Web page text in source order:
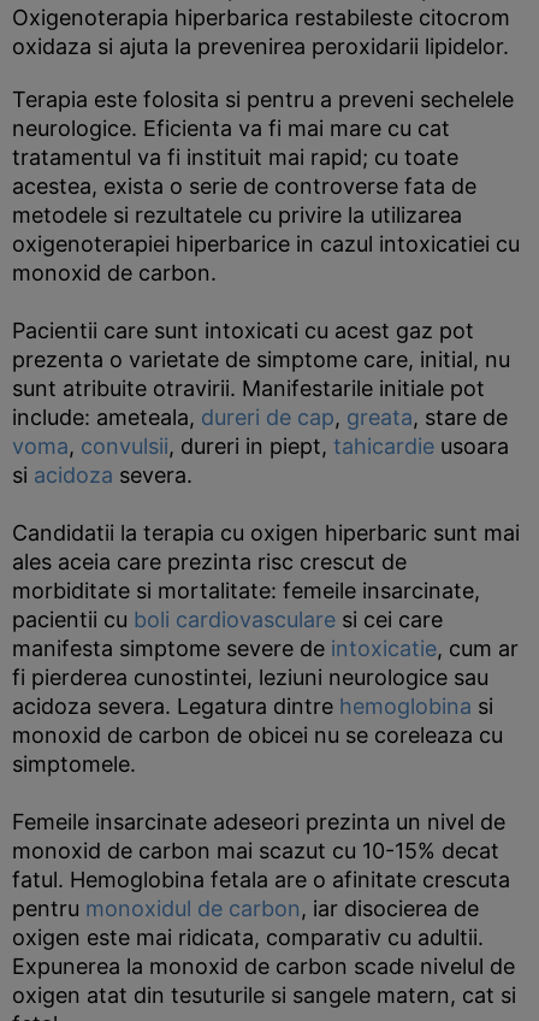
Oxigenoterapia hiperbarica restabileste citocrom
oxidaza si ajuta la prevenirea peroxidarii lipidelor.
Terapia este folosita si pentru a preveni sechelele
neurologice. Eficienta va fi mai mare cu cat
tratamentul va fi instituit mai rapid; cu toate
acestea, exista o serie de controverse fata de
metodele si rezultatele cu privire la utilizarea
oxigenoterapiei hiperbarice in cazul intoxicatiei cu
monoxid de carbon.
Pacientii care sunt intoxicati cu acest gaz pot
prezenta o varietate de simptome care, initial, nu
sunt atribuite otravirii. Manifestarile initiale pot
include: ameteala, dureri de cap, greata, stare de
voma, convulsii, dureri in piept, tahicardie usoara
si acidoza severa.
Candidatii la terapia cu oxigen hiperbaric sunt mai
ales aceia care prezinta risc crescut de
morbiditate si mortalitate: femeile insarcinate,
pacientii cu boli cardiovasculare si cei care
manifesta simptome severe de intoxicatie, cum ar
fi pierderea cunostintei, leziuni neurologice sau
acidoza severa. Legatura dintre hemoglobina si
monoxid de carbon de obicei nu se coreleaza cu
simptomele.
Femeile insarcinate adeseori prezinta un nivel de
monoxid de carbon mai scazut cu 10-15% decat
fatul. Hemoglobina fetala are o afinitate crescuta
pentru monoxidul de carbon, iar disocierea de
oxigen este mai ridicata, comparativ cu adultii.
Expunerea la monoxid de carbon scade nivelul de
oxigen atat din tesuturile si sangele matern, cat si